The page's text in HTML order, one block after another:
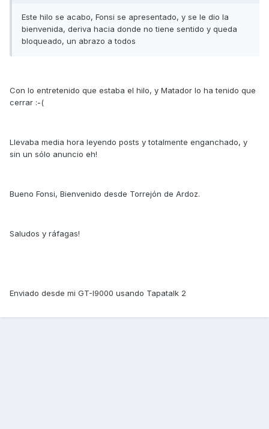
Este hilo se acabo, Fonsi se apresentado, y se le dio la
bienvenida, deriva hacia donde no tiene sentido y queda
bloqueado, un abrazo a todos
Con lo entretenido que estaba el hilo, y Matador lo ha tenido que
cerrar :-(
Llevaba media hora leyendo posts y totalmente enganchado, y
sin un sólo anuncio eh!
Bueno Fonsi, Bienvenido desde Torrejón de Ardoz.
Saludos y ráfagas!
Enviado desde mi GT-I9000 usando Tapatalk 2